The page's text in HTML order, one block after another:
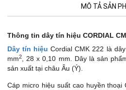
MÔ TẢ SẢN
Thông tin dây tín hiệu CORDIAL
Dây tín hiệu Cordial CMK 222 là
mm2, 28 x 0,10 mm. Dây là sản
sản xuất tại châu Âu (Ý).
Cáp micro hiệu suất cao huyền